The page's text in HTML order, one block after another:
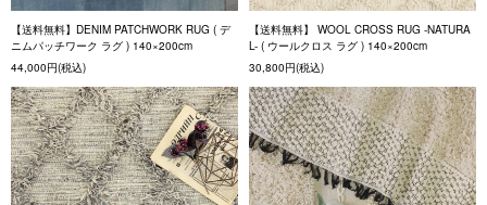
【送料無料】DENIM PATCHWORK RUG ( デ
ニムパッチワーク ラグ ) 140×200cm
44,000円(税込)
【送料無料】 WOOL CROSS RUG -NATURA
L- ( ウールクロス ラグ ) 140×200cm
30,800円(税込)